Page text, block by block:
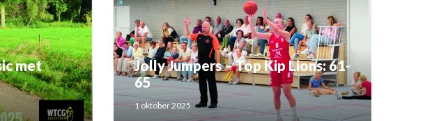
met
Jolly Jumpers – Top Kip Lions: 61-
65
1 oktober 2025